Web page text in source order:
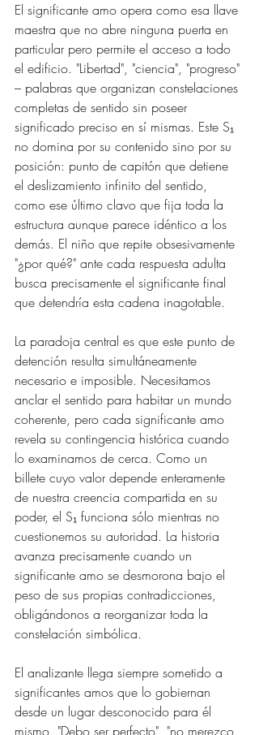
El significante amo opera como esa llave
maestra que no abre ninguna puerta en
particular pero permite el acceso a todo
el edificio. "Libertad", "ciencia", "progreso"
– palabras que organizan constelaciones
completas de sentido sin poseer
significado preciso en sí mismas. Este S₁
no domina por su contenido sino por su
posición: punto de capitón que detiene
el deslizamiento infinito del sentido,
como ese último clavo que fija toda la
estructura aunque parece idéntico a los
demás. El niño que repite obsesivamente
"¿por qué?" ante cada respuesta adulta
busca precisamente el significante final
que detendría esta cadena inagotable.
La paradoja central es que este punto de
detención resulta simultáneamente
necesario e imposible. Necesitamos
anclar el sentido para habitar un mundo
coherente, pero cada significante amo
revela su contingencia histórica cuando
lo examinamos de cerca. Como un
billete cuyo valor depende enteramente
de nuestra creencia compartida en su
poder, el S₁ funciona sólo mientras no
cuestionemos su autoridad. La historia
avanza precisamente cuando un
significante amo se desmorona bajo el
peso de sus propias contradicciones,
obligándonos a reorganizar toda la
constelación simbólica.
El analizante llega siempre sometido a
significantes amos que lo gobiernan
desde un lugar desconocido para él
mismo. "Debo ser perfecto", "no merezco